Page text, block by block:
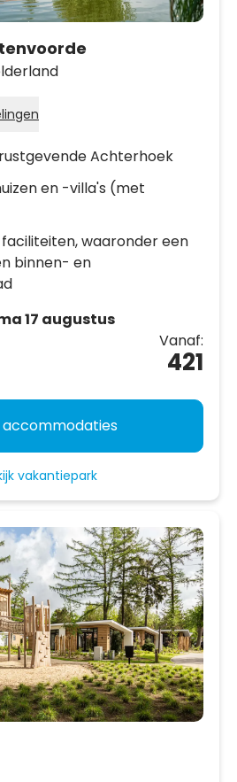
Achterhoek
en -villa's (met
waaronder een
binnen- en
17 augustus
Vanaf:
421
accommodaties
vakantiepark